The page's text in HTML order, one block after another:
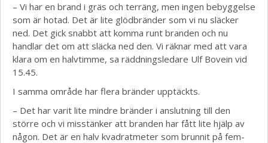
– Vi har en brand i gräs och terräng, men ingen bebyggelse
som är hotad. Det är lite glödbränder som vi nu släcker
ned. Det gick snabbt att komma runt branden och nu
handlar det om att släcka ned den. Vi räknar med att vara
klara om en halvtimme, sa räddningsledare Ulf Bovein vid
15.45.
I samma område har flera bränder upptäckts.
– Det har varit lite mindre bränder i anslutning till den
större och vi misstänker att branden har fått lite hjälp av
någon. Det är en halv kvadratmeter som brunnit på fem-